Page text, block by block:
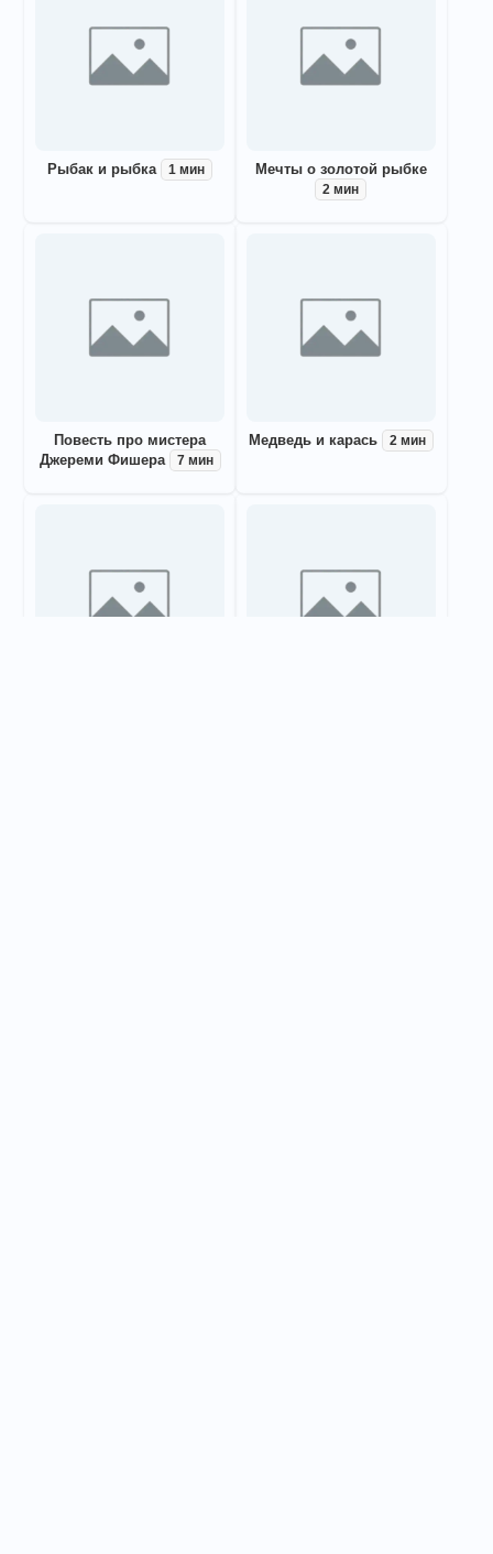
Рыбак и рыбка 1 мин Мечты о золотой рыбке
2 мин
Повесть про мистера
Джереми Фишера
7 мин
Медведь и карась 2 мин